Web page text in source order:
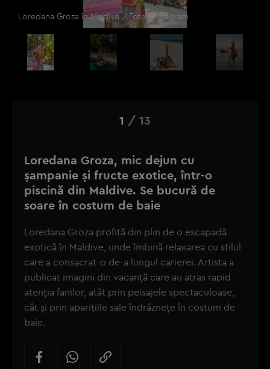
Loredana Groza în Maldive / Foto: Instagram
1 / 13
Loredana Groza, mic dejun cu
șampanie și fructe exotice, într-o
piscină din Maldive. Se bucură de
soare în costum de baie
Loredana Groza profită din plin de o escapadă
exotică în Maldive, unde îmbină relaxarea cu stilul
care a consacrat-o de-a lungul carierei. Artista a
publicat imagini din vacanță care au atras rapid
atenția fanilor, atât prin peisajele spectaculoase,
cât și prin aparițiile sale îndrăznețe în costum de
baie.